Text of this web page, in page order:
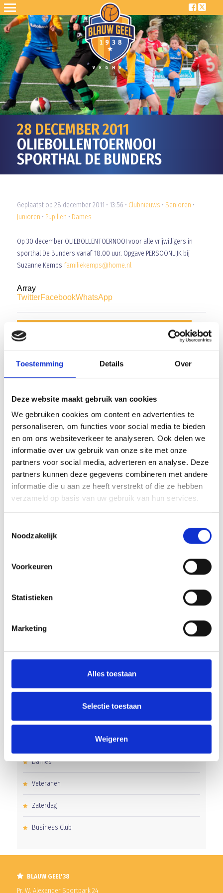
Toestemming Details Over
Deze website maakt gebruik van cookies
We gebruiken cookies om content en advertenties te
personaliseren, om functies voor social media te bieden
en om ons websiteverkeer te analyseren. Ook delen we
informatie over uw gebruik van onze site met onze
partners voor social media, adverteren en analyse. Deze
partners kunnen deze gegevens combineren met andere
informatie die u aan ze heeft verstrekt of die ze hebben
verzameld op basis van uw gebruik van hun services.
Noodzakelijk
Voorkeuren
Statistieken
Marketing
Alles toestaan
Selectie toestaan
Weigeren
28 DECEMBER 2011
OLIEBOLLENTOERNOOI
SPORTHAL DE BUNDERS
Geplaatst op 28 december 2011 • 13:56 • Clubnieuws • Senioren •
Junioren • Pupillen • Dames
Op 30 december OLIEBOLLENTOERNOOI voor alle vrijwilligers in
sporthal De Bunders vanaf 18.00 uur. Opgave PERSOONLIJK bij
Suzanne Kemps familiekemps@home.nl
Array
TwitterFacebookWhatsApp
“Joris Vlassak Tuinen” kleedt jeugdafdeling Blauw Geel’38
AANMELDEN LID
RECENT NIEUWS
Flinke nederlaag in Katwijk
‘Méér kansen voor de eigen jeugd’
Gelijkspel in eerste oefenwedstrijd tweede blok
CATEGORIEËN
Dames
Veteranen
Zaterdag
Business Club
BLAUW GEEL'38
Pr. W. Alexander Sportpark 24